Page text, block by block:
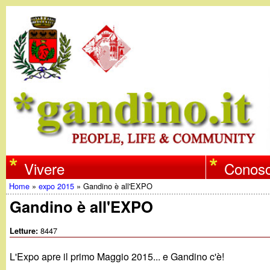
w
w
w
.
Vivere
Tu
sei
qui
Home »expo 2015 »Gandino è all'EXPO
Gandino è all'EXPO
Letture:8447
L'Expo apre il primo Maggio 2015... e Gandino c'è!